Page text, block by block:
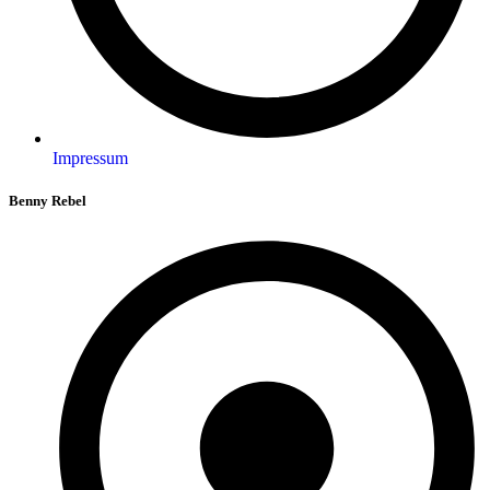
Impressum
Benny Rebel